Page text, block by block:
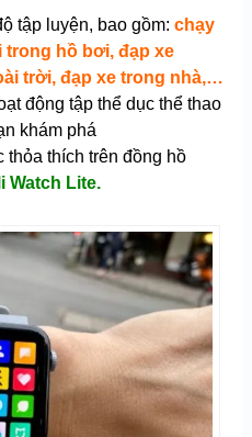
tập luyện, bao gồm: chạy
trong hồ bơi, đạp xe
trời, đạp xe trong nhà,…
động tập thể dục thể thao
khám phá
thỏa thích trên đồng hồ
Watch Lite.